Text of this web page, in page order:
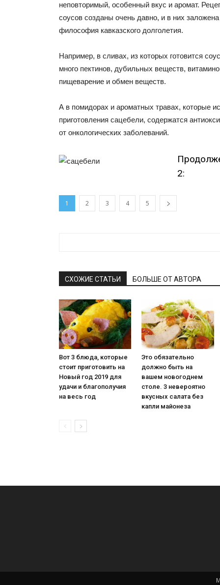
неповторимый, особенный вкус и аромат.
соусов созданы очень давно, и в них
философия кавказского долголетия.
Например, в сливах, из которых готовится
много пектинов, дубильных веществ,
пищеварение и обмен веществ.
А в помидорах и ароматных травах, которые
приготовления сацебели, содержатся
от онкологических заболеваний.
2:
1 2 3 4 5
СХОЖИЕ СТАТЬИ БОЛЬШЕ ОТ АВТОРА
Вот 3 блюда, которые
стоит приготовить на
Новый год 2019 для
удачи и благополучия
на весь год
Это обязательно
должно быть на
вашем новогоднем
столе. 3 невероятно
вкусных салата без
капли майонеза